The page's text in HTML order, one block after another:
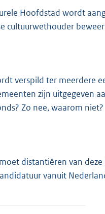
Hoofdstad wordt
cultuurwethouder
verspild ter meerdere
zijn uitgegeven
Zo nee, waarom niet?
distantiëren van
vanuit